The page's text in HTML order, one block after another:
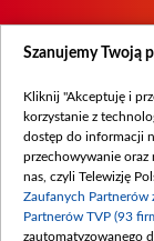
Szanujemy Twoją
Kliknij "Akceptuję i
korzystanie z
dostęp do informacji
przechowywanie oraz
nas, czyli Telewizję
Zaufanych Partnerów
Partnerów TVP (93
zautomatyzowanego